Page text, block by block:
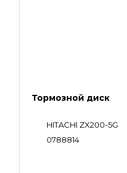
Тормозной диск
HITACHI ZX200-5G
0788814